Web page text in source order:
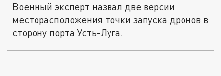
Военный эксперт назвал две версии
месторасположения точки запуска дронов в
сторону порта Усть-Луга.